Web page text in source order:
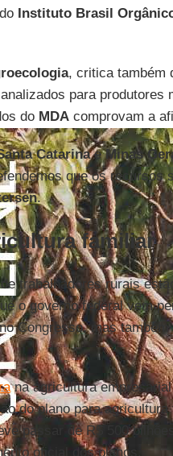
Instituto Brasil
, critica também
para produtores
do MDAcomprovam a
CatarinaeMinas
que os recursos
.
familiar
trabalhadores rurais estão
o governo federal vem
Congresso, mas também
na agricultura
do plano para agricultura
passar de R$ 500
oficial dos planos.